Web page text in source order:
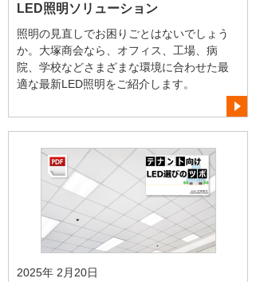
LED照明ソリューション
照明の見直しでお困りごとはないでしょう
か。大塚商会なら、オフィス、工場、病
院、学校などさまざまな環境に合わせた最
適な最新LED照明をご紹介します。
2025年 2月20日